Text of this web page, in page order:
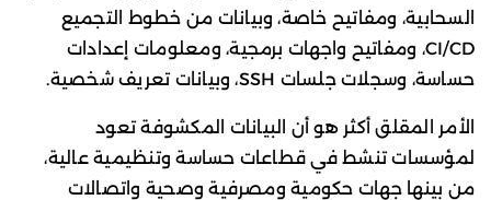
السحابية، ومفاتيح خاصة، وبيانات من خطوط التجميع
CI/CD، ومفاتيح واجهات برمجية، ومعلومات إعدادات
حساسة، وسجلات جلسات SSH، وبيانات تعريف شخصية.
الأمر المقلق أكثر هو أن البيانات المكشوفة تعود
لمؤسسات تنشط في قطاعات حساسة وتنظيمية عالية،
من بينها جهات حكومية ومصرفية وصحية واتصالات